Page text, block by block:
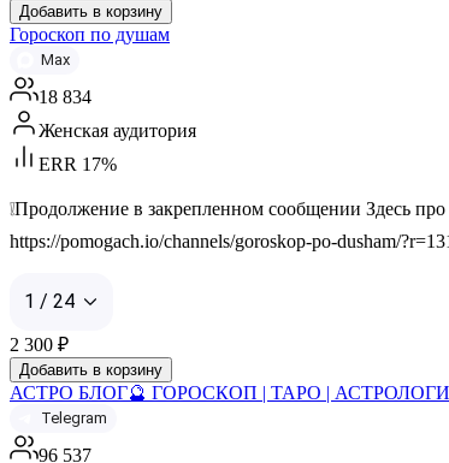
Добавить в корзину
Гороскоп по душам
Max
18 834
Женская аудитория
ERR 17%
❕Продолжение в закрепленном сообщении Здесь
https://pomogach.io/channels/goroskop-po-dusham/
1 / 24
2 300 ₽
Добавить в корзину
АСТРО БЛОГ🔮 ГОРОСКОП | ТАРО |
Telegram
96 537